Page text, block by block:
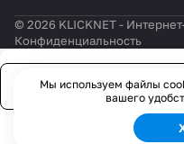
© 2026 KLICKNET -
Конфиденциальность
Мы используем файлы
вашего